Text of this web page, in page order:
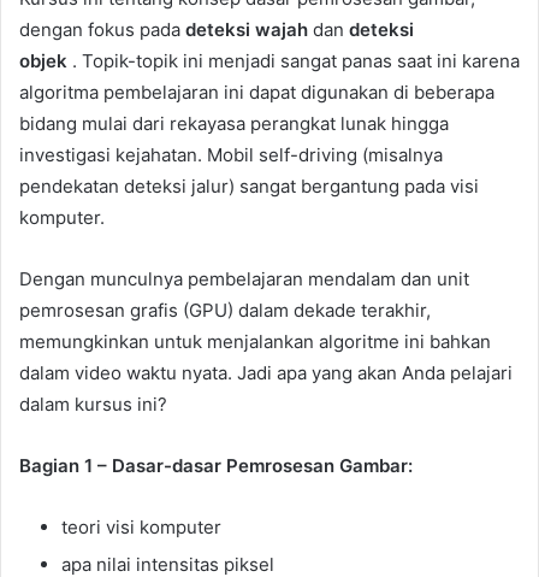
dengan fokus pada deteksi wajah dan deteksi
objek . Topik-topik ini menjadi sangat panas saat ini karena
algoritma pembelajaran ini dapat digunakan di beberapa
bidang mulai dari rekayasa perangkat lunak hingga
investigasi kejahatan. Mobil self-driving (misalnya
pendekatan deteksi jalur) sangat bergantung pada visi
komputer.
Dengan munculnya pembelajaran mendalam dan unit
pemrosesan grafis (GPU) dalam dekade terakhir,
memungkinkan untuk menjalankan algoritme ini bahkan
dalam video waktu nyata. Jadi apa yang akan Anda pelajari
dalam kursus ini?
Bagian 1 – Dasar-dasar Pemrosesan Gambar:
teori visi komputer
apa nilai intensitas piksel